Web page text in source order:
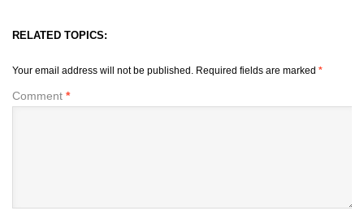
RELATED TOPICS:
Your email address will not be published. Required fields are marked *
Comment *